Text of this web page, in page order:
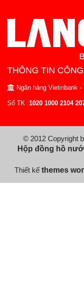
THÔNG TIN
Ngân hàng Vietinbank -
Số TK :1020 1000 2104
© 2012 Copyright
Hộp đồng hồ
Thiết kế themes